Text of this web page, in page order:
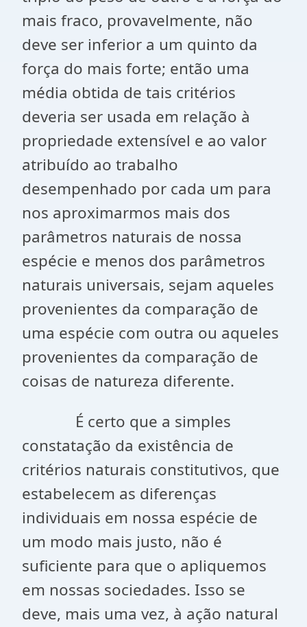
mais fraco, provavelmente, não
deve ser inferior a um quinto da
força do mais forte; então uma
média obtida de tais critérios
deveria ser usada em relação à
propriedade extensível e ao valor
atribuído ao trabalho
desempenhado por cada um para
nos aproximarmos mais dos
parâmetros naturais de nossa
espécie e menos dos parâmetros
naturais universais, sejam aqueles
provenientes da comparação de
uma espécie com outra ou aqueles
provenientes da comparação de
coisas de natureza diferente.
É certo que a simples
constatação da existência de
critérios naturais constitutivos, que
estabelecem as diferenças
individuais em nossa espécie de
um modo mais justo, não é
suficiente para que o apliquemos
em nossas sociedades. Isso se
deve, mais uma vez, à ação natural